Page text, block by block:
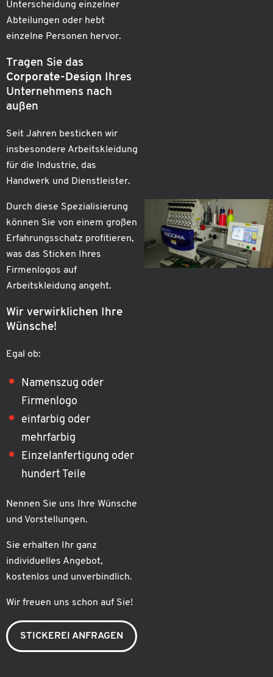
Unterscheidung einzelner
Abteilungen oder hebt
einzelne Personen hervor.
Tragen Sie das
Corporate-Design Ihres
Unternehmens nach
außen
Seit Jahren besticken wir
insbesondere Arbeitskleidung
für die Industrie, das
Handwerk und Dienstleister.
Durch diese Spezialisierung
können Sie von einem großen
Erfahrungsschatz profitieren,
was das Sticken Ihres
Firmenlogos auf
Arbeitskleidung angeht.
Wir verwirklichen Ihre
Wünsche!
Egal ob:
Namenszug oder
Firmenlogo
einfarbig oder
mehrfarbig
Einzelanfertigung oder
hundert Teile
Nennen Sie uns Ihre Wünsche
und Vorstellungen.
Sie erhalten Ihr ganz
individuelles Angebot,
kostenlos und unverbindlich.
Wir freuen uns schon auf Sie!
STICKEREI ANFRAGEN